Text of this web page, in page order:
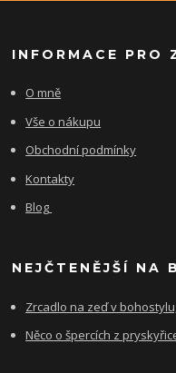
INFORMACE PRO
O mně
Vše o nákupu
Obchodní podmínky
Kontakty
Blog
NEJČTENĚJŠÍ NA
Zrcadlo na zeď v
Něco o špercích z